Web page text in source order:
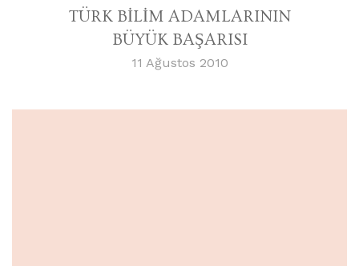
TÜRK BİLİM ADAMLARININ
BÜYÜK BAŞARISI
11 Ağustos 2010